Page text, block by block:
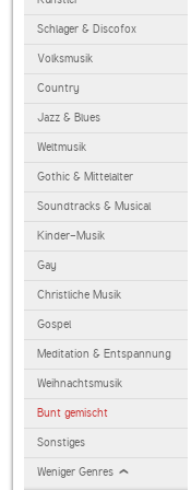
Schlager & Discofox
Volksmusik
Country
Jazz & Blues
Weltmusik
Gothic & Mittelalter
Soundtracks & Musical
Kinder-Musik
Gay
Christliche Musik
Gospel
Meditation & Entspannung
Weihnachtsmusik
Bunt gemischt
Sonstiges
Weniger Genres